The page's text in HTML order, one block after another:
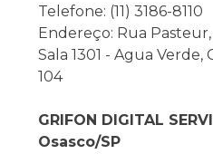
Telefone: (11) 3186-8110
Endereço: Rua Pasteur,
Sala 1301 - Agua Verde,
104
GRIFON DIGITAL
Osasco/SP